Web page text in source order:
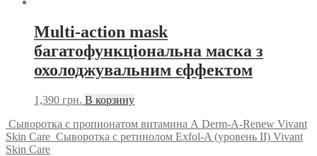
Multi-action mask
багатофункціональна маска з
охолоджувальним єффектом
1,390 грн. В корзину
Сыворотка с пропионатом витамина А Derm-A-Renew Vivant
Skin Care Сыворотка с ретинолом Exfol-A (уровень II) Vivant
Skin Care